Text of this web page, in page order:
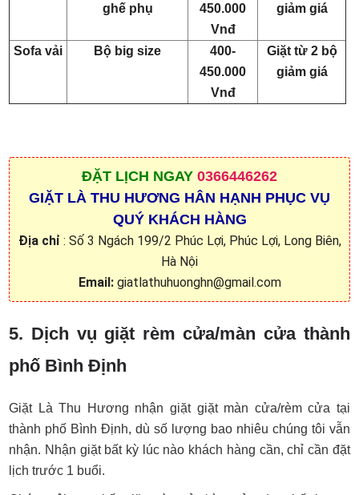
ghế phụ
450.000
Vnđ
giảm giá
Sofa vải Bộ big size
400-
450.000
Vnđ
Giặt từ 2 bộ
giảm giá
ĐẶT LỊCH NGAY 0366446262
GIẶT LÀ THU HƯƠNG HÂN HẠNH PHỤC VỤ
QUÝ KHÁCH HÀNG
Địa chỉ : Số 3 Ngách 199/2 Phúc Lợi, Phúc Lợi, Long Biên,
Hà Nội
Email:giatlathuhuonghn@gmail.com
5. Dịch vụ giặt rèm cửa/màn cửa thành
phố Bình Định
Giặt Là Thu Hương nhận giặt giặt màn cửa/rèm cửa tại
thành phố Bình Định, dù số lượng bao nhiêu chúng tôi vẫn
nhận. Nhận giặt bất kỳ lúc nào khách hàng cần, chỉ cần đặt
lịch trước 1 buổi.